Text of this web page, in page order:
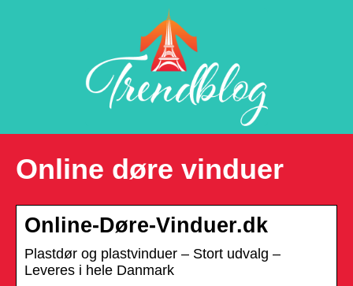
Online døre vinduer
Online-Døre-Vinduer.dk
Plastdør og plastvinduer – Stort udvalg –
Leveres i hele Danmark